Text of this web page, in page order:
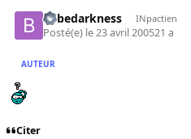
bebedarkness INpactien
Posté(e) le 23 avril 200521 a
AUTEUR
Citer